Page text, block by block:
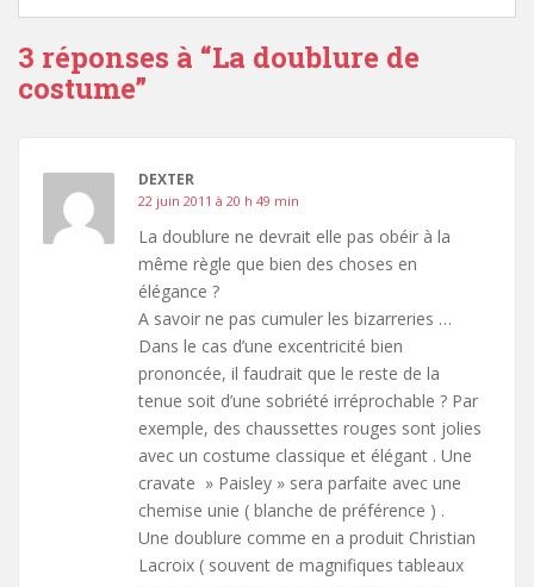
3 réponses à “La doublure de
costume”
DEXTER
22 juin 2011 à 20 h 49 min
La doublure ne devrait elle pas obéir à la
même règle que bien des choses en
élégance ?
A savoir ne pas cumuler les bizarreries …
Dans le cas d’une excentricité bien
prononcée, il faudrait que le reste de la
tenue soit d’une sobriété irréprochable ? Par
exemple, des chaussettes rouges sont jolies
avec un costume classique et élégant . Une
cravate » Paisley » sera parfaite avec une
chemise unie ( blanche de préférence ) .
Une doublure comme en a produit Christian
Lacroix ( souvent de magnifiques tableaux